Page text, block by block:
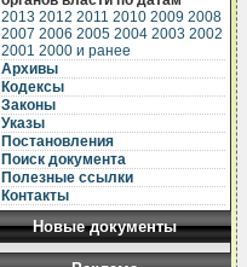
2013 2012 2011 2010 2009 2008
2007 2006 2005 2004 2003 2002
2001 2000 и ранее
Архивы
Кодексы
Законы
Указы
Постановления
Поиск документа
Полезные ссылки
Контакты
Новые документы